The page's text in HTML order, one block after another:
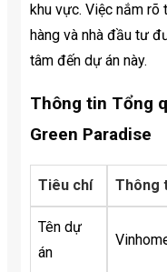
khu vực. Việc nắm rõ
hàng và nhà đầu tư
tâm đến dự án này.
Thông tin Tổng
Green Paradise
Tiêu chí Thông
Tên dự
án